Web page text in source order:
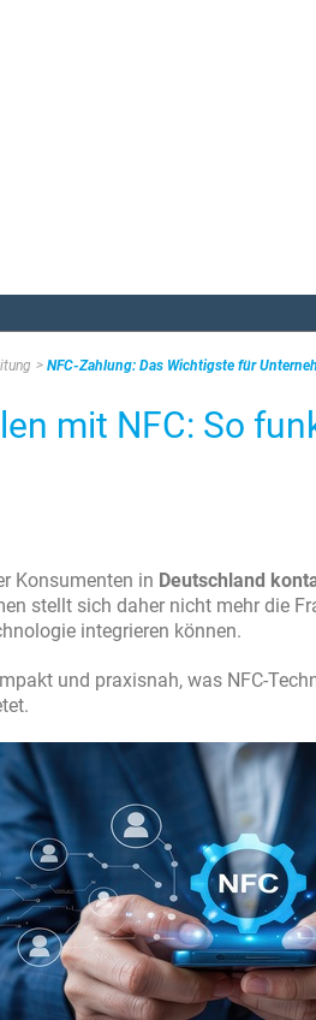
NFC-Zahlung: Das Wichtigste für
mit NFC: So
Konsumenten in Deutschland
stellt sich daher nicht mehr die
integrieren können.
und praxisnah, was NFC-